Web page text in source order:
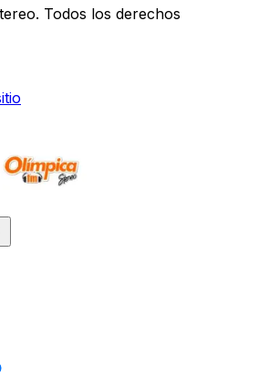
. Todos los derechos